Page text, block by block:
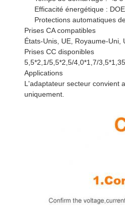
Efficacité énergétique :
Protections automatiques
Prises CA compatibles
États-Unis, UE, Royaume-
Prises CC disponibles
5,5*2,1/5,5*2,5/4,0*1,7/
Applications
L'adaptateur secteur convient
uniquement.